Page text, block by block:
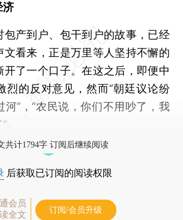
济
产到户、包干到户的故事，已经
文看来，正是万里等人坚持不懈的
开了一个口子。在这之后，即便中
烈的反对意见，然而“朝廷议论纷
河”，“农民说，你们不用吵了，我
共计1794字 订阅后继续阅读
后获取已订阅的阅读权限
会员
全文
订阅/会员升级